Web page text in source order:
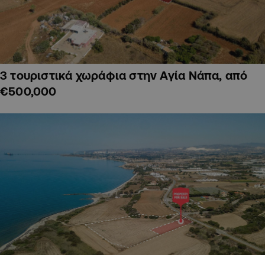
3 τουριστικά χωράφια στην Αγία Νάπα, από
€500,000